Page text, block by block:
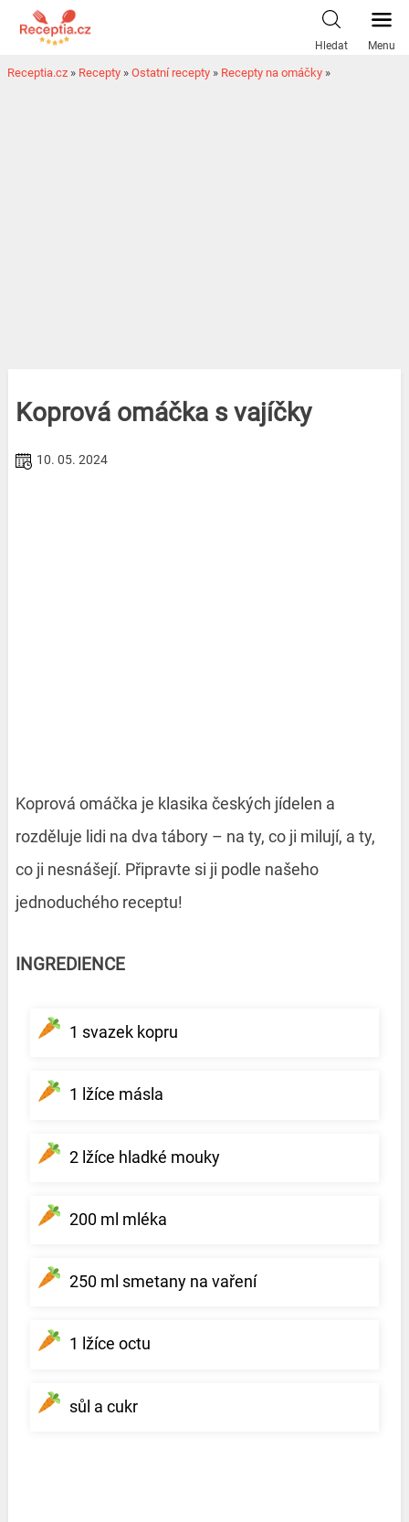
Hledat Menu
Receptia.cz » Recepty » Ostatní recepty » Recepty na omáčky »
Koprová omáčka s vajíčky
10. 05. 2024
Koprová omáčka je klasika českých jídelen a
rozděluje lidi na dva tábory – na ty, co ji milují, a ty,
co ji nesnášejí. Připravte si ji podle našeho
jednoduchého receptu!
INGREDIENCE
1 svazek kopru
1 lžíce másla
2 lžíce hladké mouky
200 ml mléka
250 ml smetany na vaření
1 lžíce octu
sůl a cukr